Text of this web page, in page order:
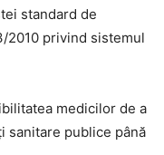
standard de
2010 privind sistemul
medicilor de a
sanitare publice până